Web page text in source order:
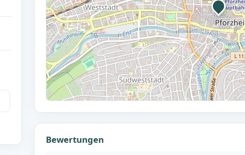
Bewertungen